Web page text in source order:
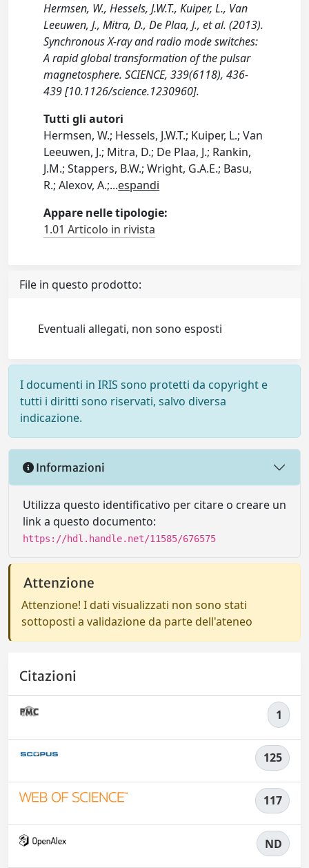
Hermsen, W., Hessels, J.W.T., Kuiper, L., Van
Leeuwen, J., Mitra, D., De Plaa, J., et al. (2013).
Synchronous X-ray and radio mode switches:
A rapid global transformation of the pulsar
magnetosphere. SCIENCE, 339(6118), 436-
439 [10.1126/science.1230960].
Tutti gli autori
Hermsen, W.; Hessels, J.W.T.; Kuiper, L.; Van
Leeuwen, J.; Mitra, D.; De Plaa, J.; Rankin,
J.M.; Stappers, B.W.; Wright, G.A.E.; Basu,
R.; Alexov, A.;...espandi
Appare nelle tipologie:
1.01 Articolo in rivista
File in questo prodotto:
Eventuali allegati, non sono esposti
I documenti in IRIS sono protetti da copyright e
tutti i diritti sono riservati, salvo diversa
indicazione.
Informazioni
Utilizza questo identificativo per citare o creare un
link a questo documento:
https://hdl.handle.net/11585/676575
Attenzione
Attenzione! I dati visualizzati non sono stati
sottoposti a validazione da parte dell'ateneo
Citazioni
1
125
117
ND